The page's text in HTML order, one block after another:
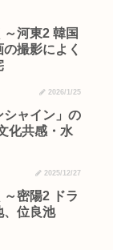
河東2 韓国
撮影によく
2026/1/25
シャイン」の
化共感・水
2025/12/27
密陽2 ドラ
、位良池